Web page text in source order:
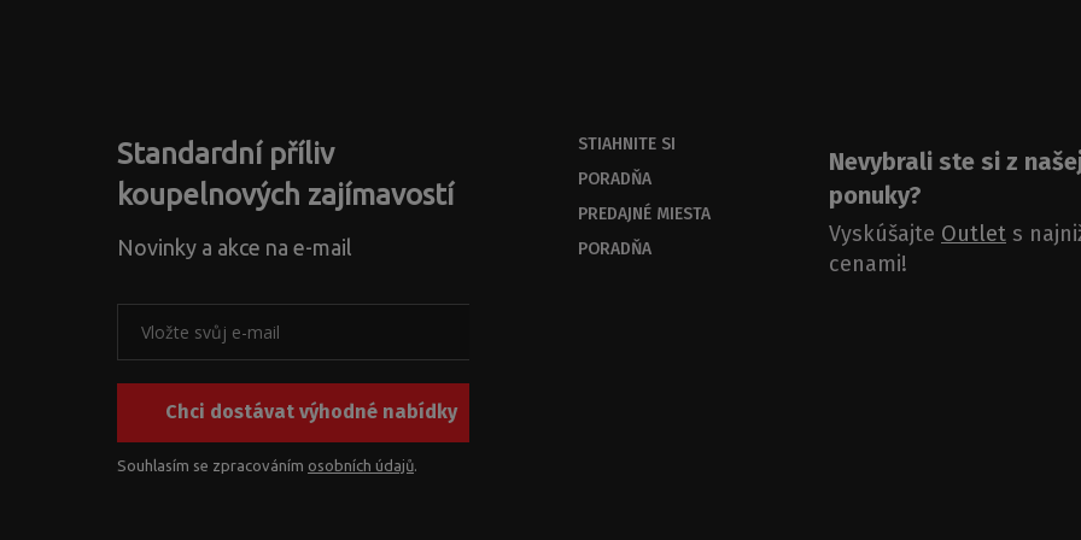
Standardní příliv
koupelnových zajímavostí
Novinky a akce na e-mail
Chci dostávat výhodné nabídky
Souhlasím se zpracováním osobních údajů
STIAHNITE SI
PORADŇA
PREDAJNÉ MIESTA
PORADŇA
Nevybrali ste si z
ponuky?
Vyskúšajte Outlet s
cenami!